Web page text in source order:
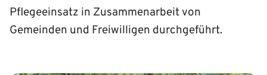
Pflegeeinsatz in Zusammenarbeit von
Gemeinden und Freiwilligen durchgeführt.